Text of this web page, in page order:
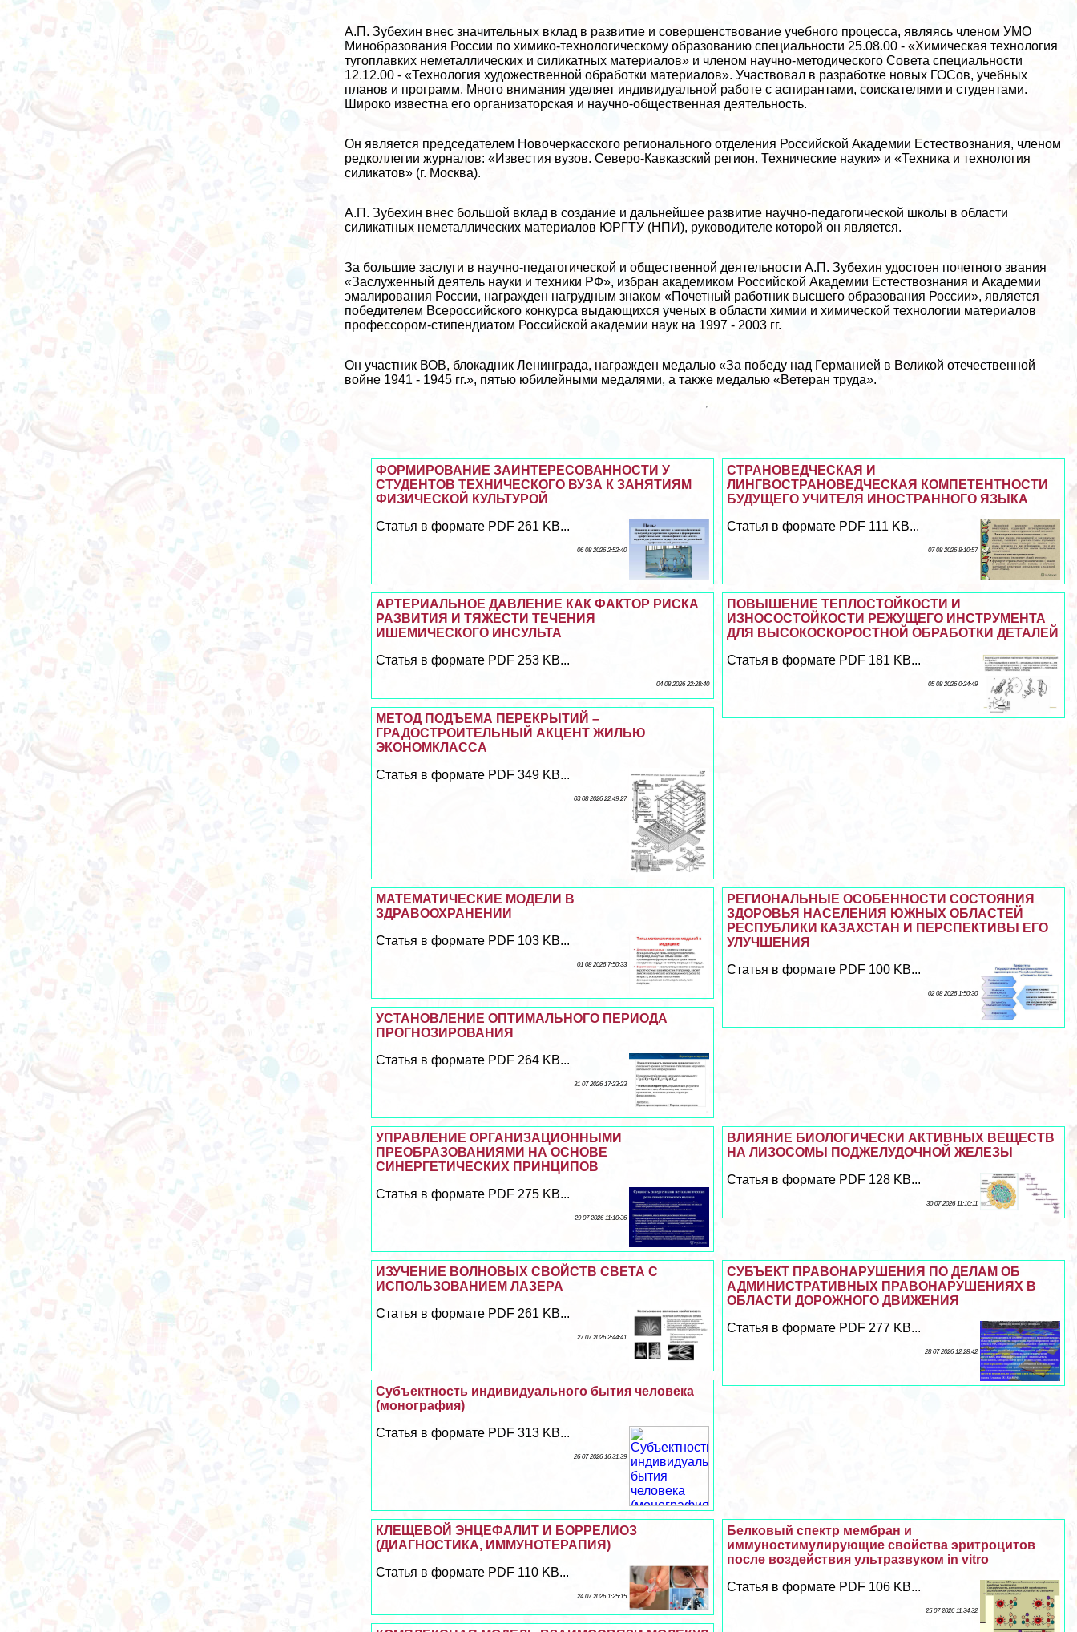
А.П. Зубехин внес значительных вклад в развитие и совершенствование учебного процесса, являясь члeном УМО
Минобразования России по химико-технологическому образованию специальности 25.08.00 - «Химическая технология
тугоплавких неметаллических и силикатных материалов» и члeном научно-методического Совета специальности
12.12.00 - «Технология художественной обработки материалов». Участвовал в разработке новых ГОСов, учебных
планов и программ. Много внимания уделяет индивидуальной работе с аспирантами, соискателями и студентами.
Широко известна его организаторская и научно-общественная деятельность.
Он является председателем Новочеркасского регионального отделения Российской Академии Естествознания, члeном
редколлегии журналов: «Известия вузов. Северо-Кавказский регион. Технические науки» и «Техника и технология
силикатов» (г. Москва).
А.П. Зубехин внес большой вклад в создание и дальнейшее развитие научно-педагогической школы в области
силикатных неметаллических материалов ЮРГТУ (НПИ), руководителе которой он является.
За большие заслуги в научно-педагогической и общественной деятельности А.П. Зубехин удостоен почетного звания
«Заслуженный деятель науки и техники РФ», избран академиком Российской Академии Естествознания и Академии
эмалирования России, награжден нагрудным знаком «Почетный работник высшего образования России», является
победителем Всероссийского конкурса выдающихся ученых в области химии и химической технологии материалов
профессором-стипендиатом Российской академии наук на 1997 - 2003 гг.
Он участник ВОВ, блокадник Ленинграда, награжден медалью «За победу над Германией в Великой отечественной
войне 1941 - 1945 гг.», пятью юбилейными медалями, а также медалью «Ветеран труда».
СТРАНОВЕДЧЕСКАЯ И
ЛИНГВОСТРАНОВЕДЧЕСКАЯ КОМПЕТЕНТНОСТИ
БУДУЩЕГО УЧИТЕЛЯ ИНОСТРАННОГО ЯЗЫКА
Статья в формате PDF 111 KB...
07 08 2026 8:10:57
ФОРМИРОВАНИЕ ЗАИНТЕРЕСОВАННОСТИ У
СТУДЕНТОВ ТЕХНИЧЕСКОГО ВУЗА К ЗАНЯТИЯМ
ФИЗИЧЕСКОЙ КУЛЬТУРОЙ
Статья в формате PDF 261 KB...
06 08 2026 2:52:40
ПОВЫШЕНИЕ ТЕПЛОСТОЙКОСТИ И
ИЗНОСОСТОЙКОСТИ РЕЖУЩЕГО ИНСТРУМЕНТА
ДЛЯ ВЫСОКОСКОРОСТНОЙ ОБРАБОТКИ ДЕТАЛЕЙ
Статья в формате PDF 181 KB...
05 08 2026 0:24:49
АРТЕРИАЛЬНОЕ ДАВЛЕНИЕ КАК ФАКТОР РИСКА
РАЗВИТИЯ И ТЯЖЕСТИ ТЕЧЕНИЯ
ИШЕМИЧЕСКОГО ИНСУЛЬТА
Статья в формате PDF 253 KB...
04 08 2026 22:28:40
МЕТОД ПОДЪЕМА ПЕРЕКРЫТИЙ –
ГРАДОСТРОИТЕЛЬНЫЙ АКЦЕНТ ЖИЛЬЮ
ЭКОНОМКЛАССА
Статья в формате PDF 349 KB...
03 08 2026 22:49:27
РЕГИОНАЛЬНЫЕ ОСОБЕННОСТИ СОСТОЯНИЯ
ЗДОРОВЬЯ НАСЕЛЕНИЯ ЮЖНЫХ ОБЛАСТЕЙ
РЕСПУБЛИКИ КАЗАХСТАН И ПЕРСПЕКТИВЫ ЕГО
УЛУЧШЕНИЯ
Статья в формате PDF 100 KB...
02 08 2026 1:50:30
МАТЕМАТИЧЕСКИЕ МОДЕЛИ В
ЗДРАВООХРАНЕНИИ
Статья в формате PDF 103 KB...
01 08 2026 7:50:33
УСТАНОВЛЕНИЕ ОПТИМАЛЬНОГО ПЕРИОДА
ПРОГНОЗИРОВАНИЯ
Статья в формате PDF 264 KB...
31 07 2026 17:23:23
ВЛИЯНИЕ БИОЛОГИЧЕСКИ АКТИВНЫХ ВЕЩЕСТВ
НА ЛИЗОСОМЫ ПОДЖЕЛУДОЧНОЙ ЖЕЛЕЗЫ
Статья в формате PDF 128 KB...
30 07 2026 11:10:11
УПРАВЛЕНИЕ ОРГАНИЗАЦИОННЫМИ
ПРЕОБРАЗОВАНИЯМИ НА ОСНОВЕ
СИНЕРГЕТИЧЕСКИХ ПРИНЦИПОВ
Статья в формате PDF 275 KB...
29 07 2026 11:10:36
СУБЪЕКТ ПРАВОНАРУШЕНИЯ ПО ДЕЛАМ ОБ
АДМИНИСТРАТИВНЫХ ПРАВОНАРУШЕНИЯХ В
ОБЛАСТИ ДОРОЖНОГО ДВИЖЕНИЯ
Статья в формате PDF 277 KB...
28 07 2026 12:28:42
ИЗУЧЕНИЕ ВОЛНОВЫХ СВОЙСТВ СВЕТА С
ИСПОЛЬЗОВАНИЕМ ЛАЗЕРА
Статья в формате PDF 261 KB...
27 07 2026 2:44:41
Субъектность индивидуального бытия человека
(монография)
Статья в формате PDF 313 KB...
26 07 2026 16:31:39
Белковый спектр мембран и
иммуностимулирующие свойства эритроцитов
после воздействия ультразвуком in vitro
Статья в формате PDF 106 KB...
25 07 2026 11:34:32
КЛЕЩЕВОЙ ЭНЦЕФАЛИТ И БОРРЕЛИОЗ
(ДИАГНОСТИКА, ИММУНОТЕРАПИЯ)
Статья в формате PDF 110 KB...
24 07 2026 1:25:15